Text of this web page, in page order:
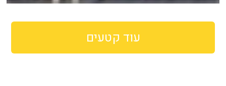
עוד קטעים